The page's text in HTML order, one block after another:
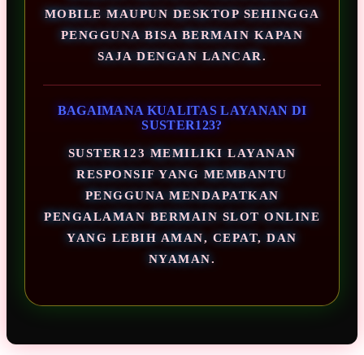
MOBILE MAUPUN DESKTOP SEHINGGA
PENGGUNA BISA BERMAIN KAPAN
SAJA DENGAN LANCAR.
BAGAIMANA KUALITAS LAYANAN DI
SUSTER123?
SUSTER123 MEMILIKI LAYANAN
RESPONSIF YANG MEMBANTU
PENGGUNA MENDAPATKAN
PENGALAMAN BERMAIN SLOT ONLINE
YANG LEBIH AMAN, CEPAT, DAN
NYAMAN.